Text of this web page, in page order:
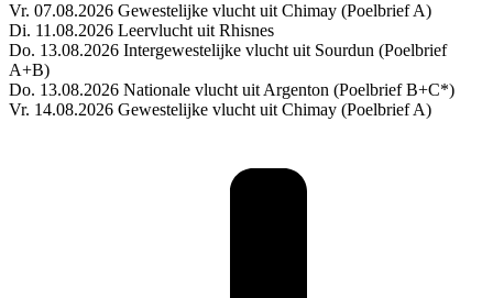
Vr. 07.08.2026 Gewestelijke vlucht uit Chimay (Poelbrief A)
Di. 11.08.2026 Leervlucht uit Rhisnes
Do. 13.08.2026 Intergewestelijke vlucht uit Sourdun (Poelbrief
A+B)
Do. 13.08.2026 Nationale vlucht uit Argenton (Poelbrief B+C*)
Vr. 14.08.2026 Gewestelijke vlucht uit Chimay (Poelbrief A)